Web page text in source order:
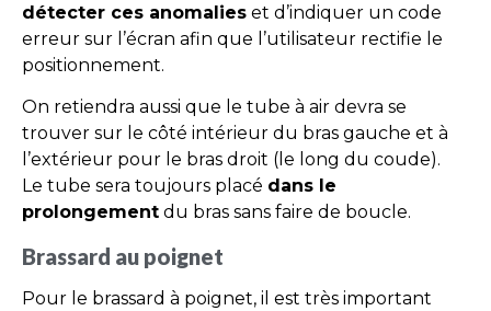
détecter ces anomalies et d’indiquer un code
erreur sur l’écran afin que l’utilisateur rectifie le
positionnement.
On retiendra aussi que le tube à air devra se
trouver sur le côté intérieur du bras gauche et à
l’extérieur pour le bras droit (le long du coude).
Le tube sera toujours placé dans le
prolongement du bras sans faire de boucle.
Brassard au poignet
Pour le brassard à poignet, il est très important